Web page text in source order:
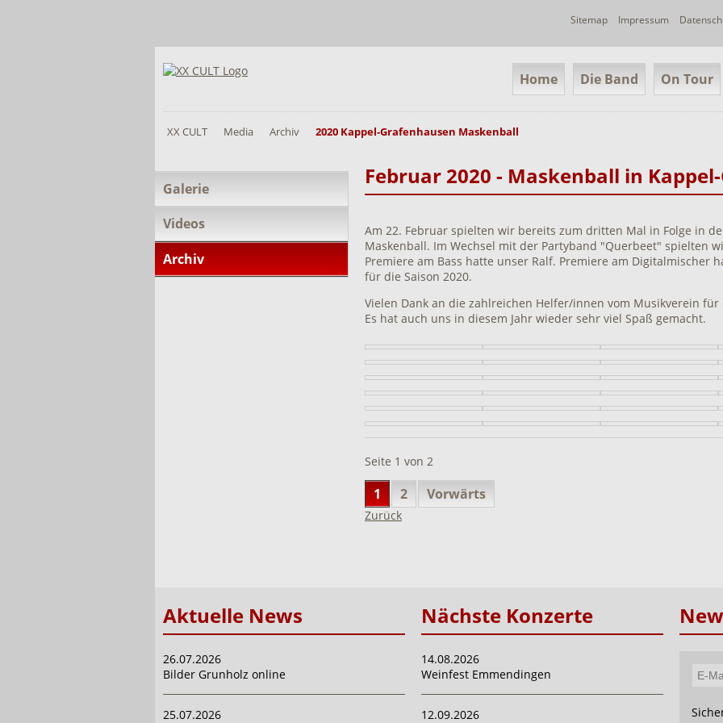
Navigation
Sitemap Impressum
überspringen
Home Die Band On Tour
XX CULT Media Archiv 2020 Kappel-Grafenhausen Maskenball
Februar 2020 - Maskenball in
Am 22. Februar spielten wir bereits zum dritten Mal in Folge in
Maskenball. Im Wechsel mit der Partyband "Querbeet" spielten
Premiere am Bass hatte unser Ralf. Premiere am Digitalmischer
für die Saison 2020.
Vielen Dank an die zahlreichen Helfer/innen vom Musikverein
Es hat auch uns in diesem Jahr wieder sehr viel Spaß gemacht.
Seite 1 von 2
1 2 Vorwärts
Zurück
Navigation
überspringen
Galerie
Videos
Archiv
Aktuelle News
26.07.2026
Bilder Grunholz online
25.07.2026
Nächste Konzerte
14.08.2026
Weinfest Emmendingen
12.09.2026